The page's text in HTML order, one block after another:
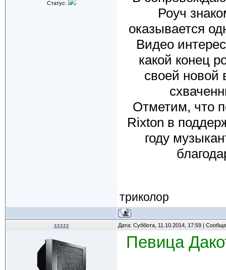
Статус:
Роуч
оказывается
Видео
какой конец
своей новой
Отметим, что
Rixton в
году
триколор
zzzzz Дата: Суббота, 11.10.2014, 17:59 |
Певица